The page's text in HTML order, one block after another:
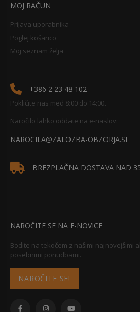
MOJ RAČUN
Prijava uporabnika
Poglej košarico
Moj seznam želja
+386 2 23 48 102
Pokličite nas med 8:00 do 14:00.
Naročilo lahko oddate na e-naslov:
NAROCILA@ZALOZBA-OBZORJA.SI
BREZPLAČNA DOSTAVA NAD
NAROČITE SE NA E-NOVICE
Bodite na tekočem z našimi najnovejšimi
posebnimi ponudbami.
NAROČITE SE!